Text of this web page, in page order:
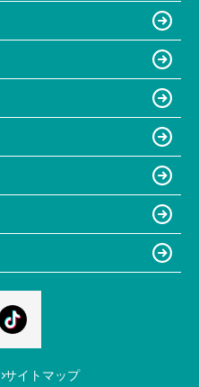
サイトマップ